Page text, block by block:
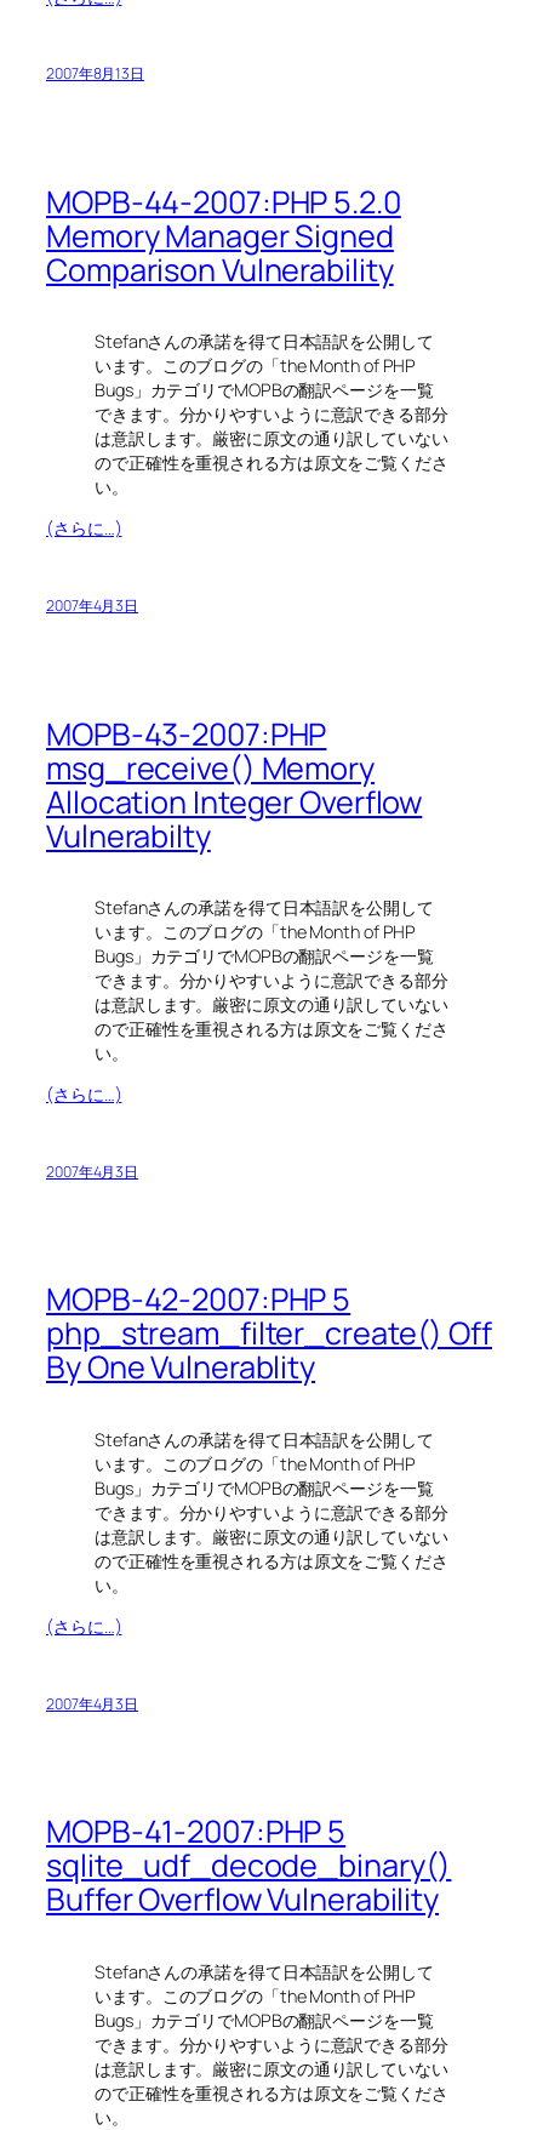
2007年8月13日
MOPB-44-2007:PHP 5.2.0
Memory Manager Signed
Comparison Vulnerability
Stefanさんの承諾を得て日本語訳を公開して
います。このブログの「the Month of PHP
Bugs」カテゴリでMOPBの翻訳ページを一覧
できます。分かりやすいように意訳できる部分
は意訳します。厳密に原文の通り訳していない
ので正確性を重視される方は原文をご覧くださ
い。
(さらに…)
2007年4月3日
MOPB-43-2007:PHP
msg_receive() Memory
Allocation Integer Overflow
Vulnerabilty
Stefanさんの承諾を得て日本語訳を公開して
います。このブログの「the Month of PHP
Bugs」カテゴリでMOPBの翻訳ページを一覧
できます。分かりやすいように意訳できる部分
は意訳します。厳密に原文の通り訳していない
ので正確性を重視される方は原文をご覧くださ
い。
(さらに…)
2007年4月3日
MOPB-42-2007:PHP 5
php_stream_filter_create() Off
By One Vulnerablity
Stefanさんの承諾を得て日本語訳を公開して
います。このブログの「the Month of PHP
Bugs」カテゴリでMOPBの翻訳ページを一覧
できます。分かりやすいように意訳できる部分
は意訳します。厳密に原文の通り訳していない
ので正確性を重視される方は原文をご覧くださ
い。
(さらに…)
2007年4月3日
MOPB-41-2007:PHP 5
sqlite_udf_decode_binary()
Buffer Overflow Vulnerability
Stefanさんの承諾を得て日本語訳を公開して
います。このブログの「the Month of PHP
Bugs」カテゴリでMOPBの翻訳ページを一覧
できます。分かりやすいように意訳できる部分
は意訳します。厳密に原文の通り訳していない
ので正確性を重視される方は原文をご覧くださ
い。